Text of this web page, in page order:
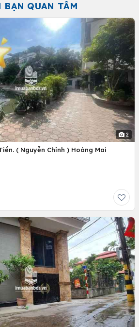
QUAN TÂM
2
( Nguyễn Chính ) Hoàng Mai